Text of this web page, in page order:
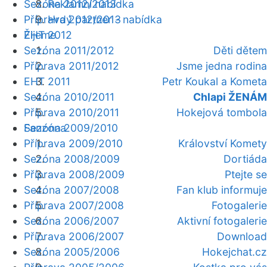
Reklamní nabídka
Hrdý partner - nabídka
Žijeme
Děti dětem
Jsme jedna rodina
Petr Koukal a Kometa
Chlapi ŽENÁM
Hokejová tombola
Fanzóna
Království Komety
Dortiáda
Ptejte se
Fan klub informuje
Fotogalerie
Aktivní fotogalerie
Download
Hokejchat.cz
Sezóna 2012/2013
Příprava 2012/2013
EHT 2012
Sezóna 2011/2012
Příprava 2011/2012
EHT 2011
Sezóna 2010/2011
Příprava 2010/2011
Sezóna 2009/2010
Příprava 2009/2010
Sezóna 2008/2009
Příprava 2008/2009
Sezóna 2007/2008
Příprava 2007/2008
Sezóna 2006/2007
Příprava 2006/2007
Sezóna 2005/2006